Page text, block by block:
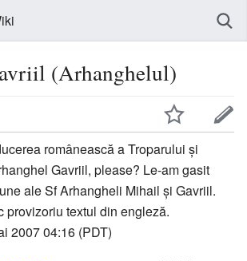
(Arhanghelul)
românească a Troparului și
Gavriil, please? Le-am gasit
ale Sf Arhangheli Mihail și Gavriil.
provizoriu textul din engleză.
2007 04:16 (PDT)